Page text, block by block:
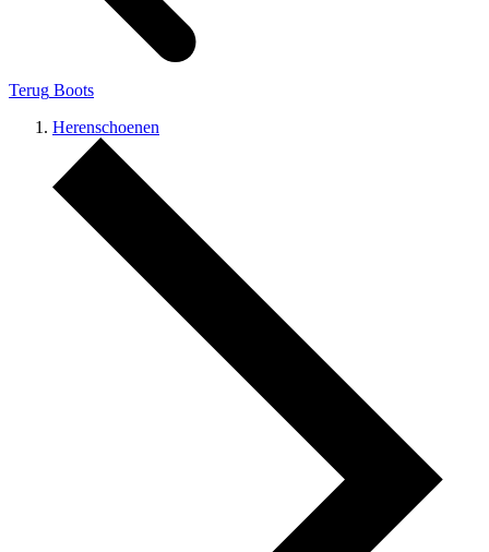
Terug Boots
Herenschoenen